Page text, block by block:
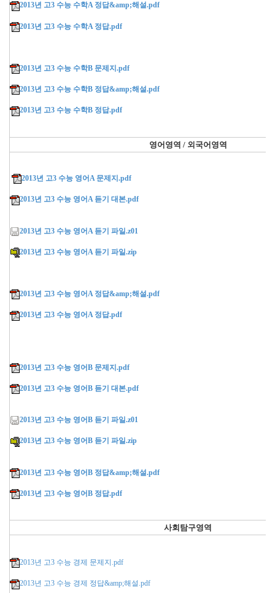
2013년 고3 수능 수학A 정답&amp;해설.pdf
2013년 고3 수능 수학A 정답.pdf
2013년 고3 수능 수학B 문제지.pdf
2013년 고3 수능 수학B 정답&amp;해설.pdf
2013년 고3 수능 수학B 정답.pdf
영어영역 / 외국어영역
2013년 고3 수능 영어A 문제지.pdf
2013년 고3 수능 영어A 듣기 대본.pdf
2013년 고3 수능 영어A 듣기 파일.z01
2013년 고3 수능 영어A 듣기 파일.zip
2013년 고3 수능 영어A 정답&amp;해설.pdf
2013년 고3 수능 영어A 정답.pdf
2013년 고3 수능 영어B 문제지.pdf
2013년 고3 수능 영어B 듣기 대본.pdf
2013년 고3 수능 영어B 듣기 파일.z01
2013년 고3 수능 영어B 듣기 파일.zip
2013년 고3 수능 영어B 정답&amp;해설.pdf
2013년 고3 수능 영어B 정답.pdf
사회탐구영역
2013년 고3 수능 경제 문제지.pdf
2013년 고3 수능 경제 정답&amp;해설.pdf